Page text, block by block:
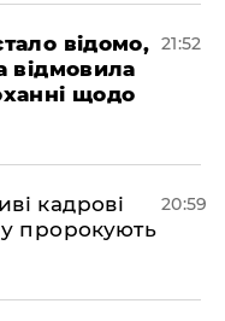
відомо,
відмовила
щодо
21:52
кадрові
пророкують
20:59